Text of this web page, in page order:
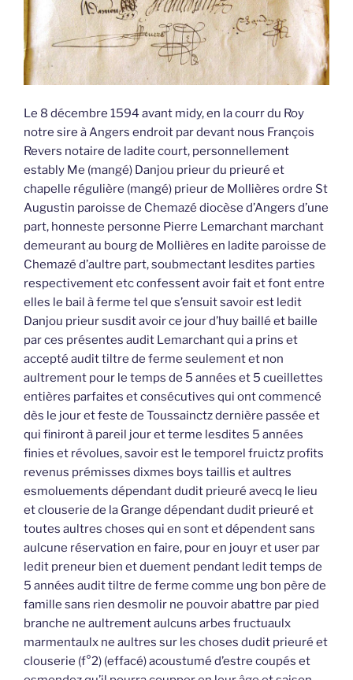
Le 8 décembre 1594 avant midy, en la courr du Roy
notre sire à Angers endroit par devant nous François
Revers notaire de ladite court, personnellement
estably Me (mangé) Danjou prieur du prieuré et
chapelle régulière (mangé) prieur de Mollières ordre St
Augustin paroisse de Chemazé diocèse d’Angers d’une
part, honneste personne Pierre Lemarchant marchant
demeurant au bourg de Mollières en ladite paroisse de
Chemazé d’aultre part, soubmectant lesdites parties
respectivement etc confessent avoir fait et font entre
elles le bail à ferme tel que s’ensuit savoir est ledit
Danjou prieur susdit avoir ce jour d’huy baillé et baille
par ces présentes audit Lemarchant qui a prins et
accepté audit tiltre de ferme seulement et non
aultrement pour le temps de 5 années et 5 cueillettes
entières parfaites et consécutives qui ont commencé
dès le jour et feste de Toussainctz dernière passée et
qui finiront à pareil jour et terme lesdites 5 années
finies et révolues, savoir est le temporel fruictz profits
revenus prémisses dixmes boys taillis et aultres
esmoluements dépendant dudit prieuré avecq le lieu
et clouserie de la Grange dépendant dudit prieuré et
toutes aultres choses qui en sont et dépendent sans
aulcune réservation en faire, pour en jouyr et user par
ledit preneur bien et duement pendant ledit temps de
5 années audit tiltre de ferme comme ung bon père de
famille sans rien desmolir ne pouvoir abattre par pied
branche ne aultrement aulcuns arbes fructuaulx
marmentaulx ne aultres sur les choses dudit prieuré et
clouserie (f°2) (effacé) acoustumé d’estre coupés et